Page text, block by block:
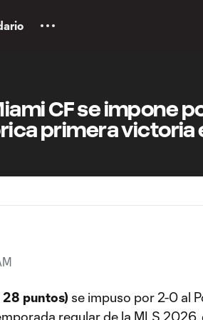
CF se impone
primera victoria
28 puntos) se impuso por 2-0 al
regular de la MLS 2026,